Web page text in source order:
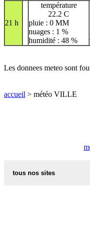
21 h
température
22.2 C
pluie : 0 MM
nuages : 1 %
humidité : 48 %
Les donnees meteo sont
accueil > météo VILLE
tous nos sites